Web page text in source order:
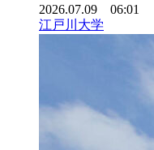
2026.07.09 06:01
江戸川大学